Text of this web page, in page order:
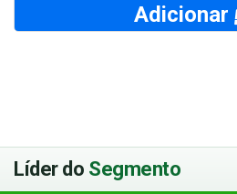
Adicionar
Líder do Segmento